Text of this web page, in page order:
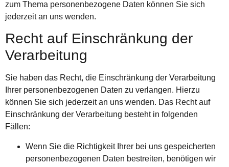
zum Thema personenbezogene Daten können Sie sich
jederzeit an uns wenden.
Recht auf Einschränkung der
Verarbeitung
Sie haben das Recht, die Einschränkung der Verarbeitung
Ihrer personenbezogenen Daten zu verlangen. Hierzu
können Sie sich jederzeit an uns wenden. Das Recht auf
Einschränkung der Verarbeitung besteht in folgenden
Fällen:
Wenn Sie die Richtigkeit Ihrer bei uns gespeicherten
personenbezogenen Daten bestreiten, benötigen wir